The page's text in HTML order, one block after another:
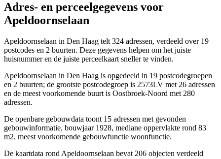
Adres- en perceelgegevens voor
Apeldoornselaan
Apeldoornselaan in Den Haag telt 324 adressen, verdeeld over 19
postcodes en 2 buurten. Deze gegevens helpen om het juiste
huisnummer en de juiste perceelkaart sneller te vinden.
Apeldoornselaan in Den Haag is opgedeeld in 19 postcodegroepen
en 2 buurten; de grootste postcodegroep is 2573LV met 26 adressen
en de meest voorkomende buurt is Oostbroek-Noord met 280
adressen.
De openbare gebouwdata toont 15 adressen met gevonden
gebouwinformatie, bouwjaar 1928, mediane oppervlakte rond 83
m2, meest voorkomende gebouwfunctie woonfunctie.
De kaartdata rond Apeldoornselaan bevat 206 objecten verdeeld